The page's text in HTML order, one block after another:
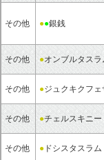
その他 ●●銀銭
その他 ●オンブルタスラ
その他 ●ジュクキクフェ
その他 ●チェルスキニー
その他 ● ドシスタスラム